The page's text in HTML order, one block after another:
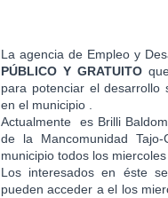
La agencia de Empleo y
PÚBLICO Y GRATUITO
para potenciar el desarrollo
en el municipio .
Actualmente es Brilli
de la Mancomunidad
municipio todos los
Los interesados en éste
pueden acceder a el los